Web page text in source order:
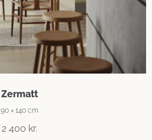
Zermatt
90 × 140 cm
2 400 kr.